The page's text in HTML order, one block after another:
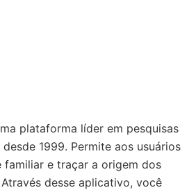
plataforma líder em pesquisas
1999. Permite aos usuários
familiar e traçar a origem dos
Através desse aplicativo, você